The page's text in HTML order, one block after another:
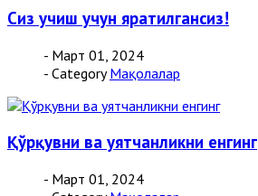
Сиз учиш учун яратилгансиз!
- Март 01, 2024
- Category Мақолалар
Қўрқувни ва уятчанликни енгинг
- Март 01, 2024